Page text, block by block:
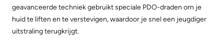
geavanceerde techniek gebruikt speciale PDO-draden om je
huid te liften en te verstevigen, waardoor je snel een jeugdiger
uitstraling terugkrijgt.